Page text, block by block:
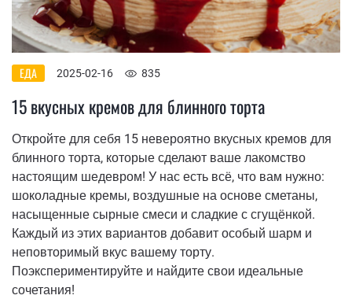
ЕДА 2025-02-16 835
15 вкусных кремов для блинного торта
Откройте для себя 15 невероятно вкусных кремов для
блинного торта, которые сделают ваше лакомство
настоящим шедевром! У нас есть всё, что вам нужно:
шоколадные кремы, воздушные на основе сметаны,
насыщенные сырные смеси и сладкие с сгущёнкой.
Каждый из этих вариантов добавит особый шарм и
неповторимый вкус вашему торту.
Поэкспериментируйте и найдите свои идеальные
сочетания!